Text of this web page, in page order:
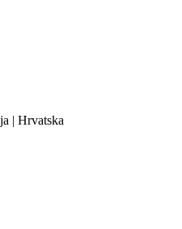
| Hrvatska